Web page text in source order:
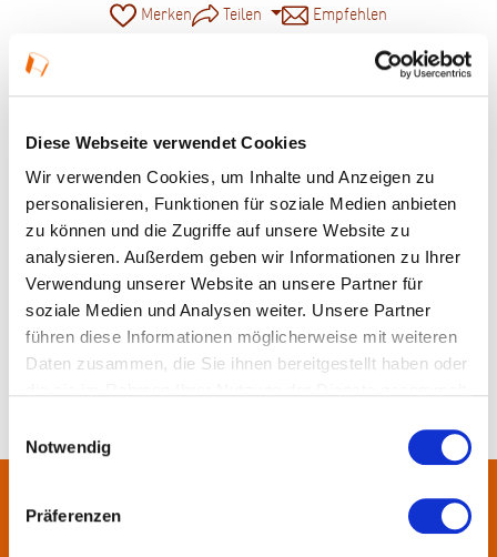
Diese Webseite verwendet Cookies
Wir verwenden Cookies, um Inhalte und Anzeigen zu
personalisieren, Funktionen für soziale Medien anbieten
zu können und die Zugriffe auf unsere Website zu
analysieren. Außerdem geben wir Informationen zu Ihrer
Verwendung unserer Website an unsere Partner für
soziale Medien und Analysen weiter. Unsere Partner
führen diese Informationen möglicherweise mit weiteren
Daten zusammen, die Sie ihnen bereitgestellt haben oder
Notwendig
Präferenzen
Merken Teilen Empfehlen
Diese Seite befindet sich im Aufbau und
steht Ihnen in Kürze zur Verfügung
Über uns